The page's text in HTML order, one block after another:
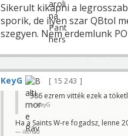
Sikerult kikapni a
sporik, de ilyen szar QBtol
szegyen. Nem erdemlunk
KeyG
15 243
386 ezrem vitték ezek a
KeyG
Ha a Saints W-re fogadsz, lenne
iktriad